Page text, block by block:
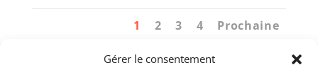
Gérer le consentement
1 2 3 4 Prochaine